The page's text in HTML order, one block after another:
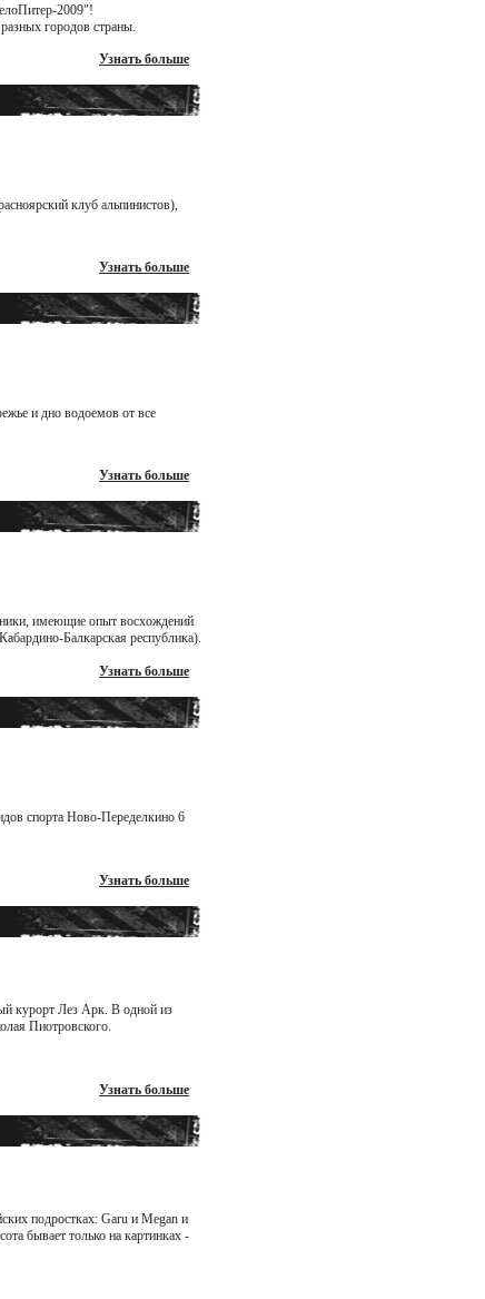
2009"!
городов страны.
Узнать больше
клуб альпинистов),
Узнать больше
и дно водоемов от все
Узнать больше
имеющие опыт восхождений
Балкарская республика).
Узнать больше
спорта Ново-Переделкино 6
Узнать больше
курорт Лез Арк. В одной из
Пиотровского.
Узнать больше
подростках: Garu и Megan и
бывает только на картинках -